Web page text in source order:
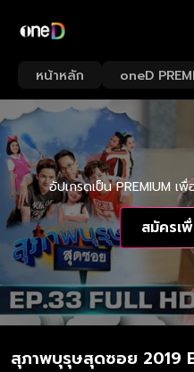
หน้าหลัก oneD
อัปเกรดเป็น PREMIUM
สมัครเ
สุภาพบุรุษสุดซอย 2019